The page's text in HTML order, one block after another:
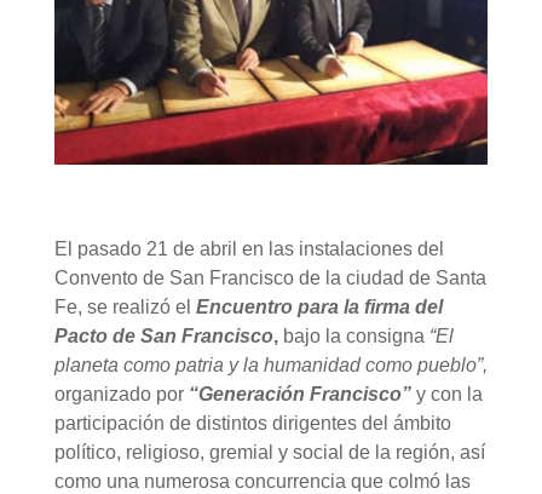
El pasado 21 de abril en las instalaciones del
Convento de San Francisco de la ciudad de Santa
Fe, se realizó el Encuentro para la firma del
Pacto de San Francisco,bajo la consigna “El
planeta como patria y la humanidad como pueblo”,
organizado por “Generación Francisco”y con la
participación de distintos dirigentes del ámbito
político, religioso, gremial y social de la región, así
como una numerosa concurrencia que colmó las